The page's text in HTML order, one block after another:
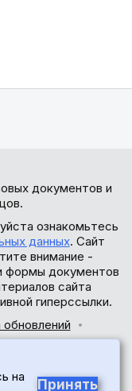
документов и
ознакомьтесь
данных. Сайт
внимание -
формы документов
сайта
гиперссылки.
на
Принять